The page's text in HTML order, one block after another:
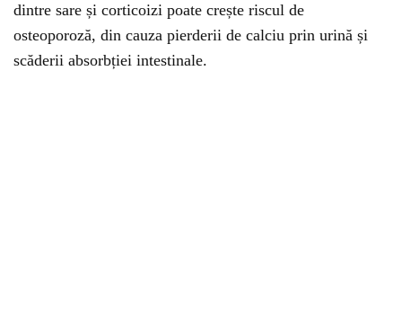
dintre sare și corticoizi poate crește riscul de
osteoporoză, din cauza pierderii de calciu prin urină și
scăderii absorbției intestinale.